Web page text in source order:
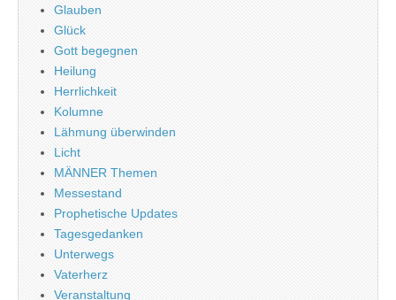
Glauben
Glück
Gott begegnen
Heilung
Herrlichkeit
Kolumne
Lähmung überwinden
Licht
MÄNNER Themen
Messestand
Prophetische Updates
Tagesgedanken
Unterwegs
Vaterherz
Veranstaltung